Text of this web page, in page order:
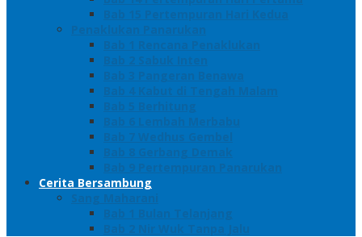
Bab 15 Pertempuran Hari Kedua
Penaklukan Panarukan
Bab 1 Rencana Penaklukan
Bab 2 Sabuk Inten
Bab 3 Pangeran Benawa
Bab 4 Kabut di Tengah Malam
Bab 5 Berhitung
Bab 6 Lembah Merbabu
Bab 7 Wedhus Gembel
Bab 8 Gerbang Demak
Bab 9 Pertempuran Panarukan
Cerita Bersambung
Sang Maharani
Bab 1 Bulan Telanjang
Bab 2 Nir Wuk Tanpa Jalu